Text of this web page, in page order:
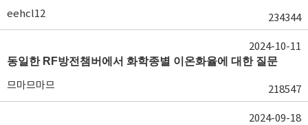
eehcl12 234344
동일한 RF방전챔버에서 화학종별 이온화율에 대한 질문
므마므마므 218547
2024-10-11
2024-09-18